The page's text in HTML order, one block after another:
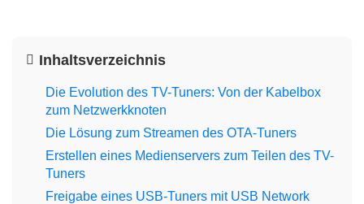
Inhaltsverzeichnis
Die Evolution des TV-Tuners: Von der Kabelbox
zum Netzwerkknoten
Die Lösung zum Streamen des OTA-Tuners
Erstellen eines Medienservers zum Teilen des TV-
Tuners
Freigabe eines USB-Tuners mit USB Network